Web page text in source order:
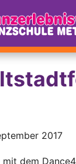
2017
dem